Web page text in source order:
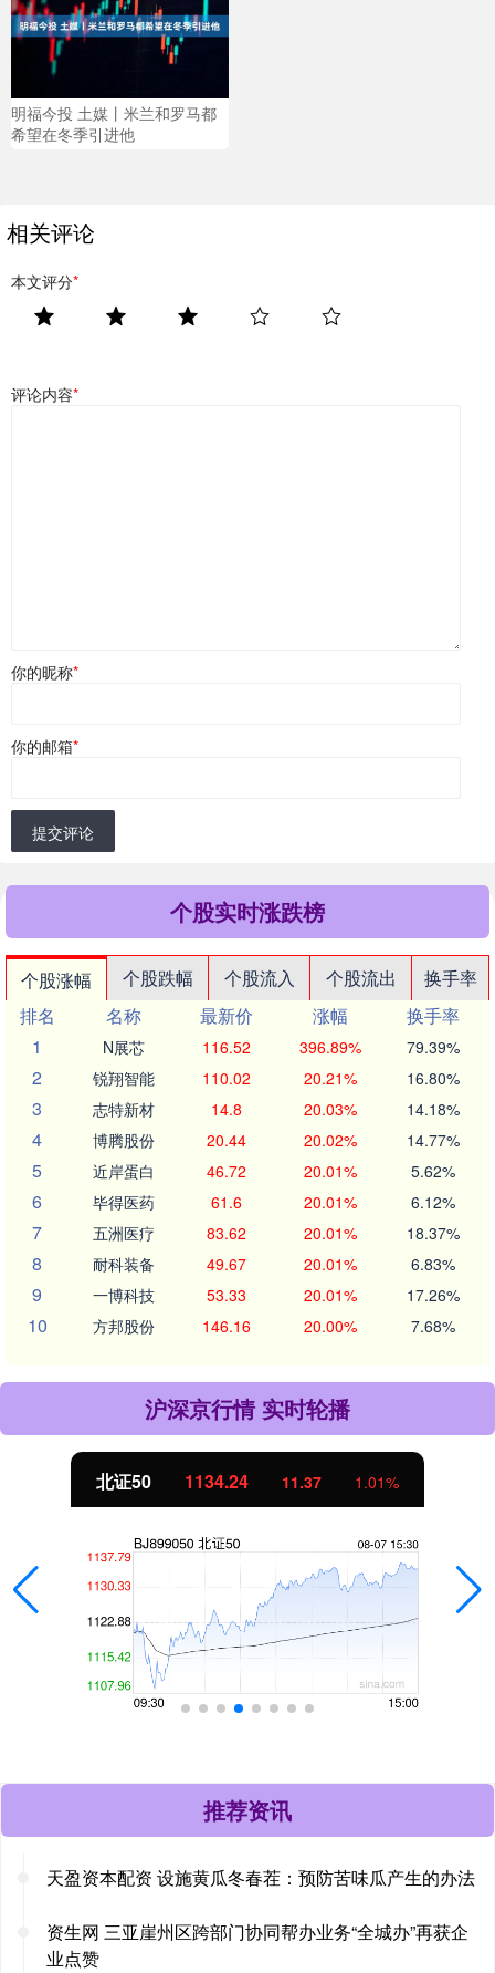
明福今投 土媒丨米兰和罗马都
希望在冬季引进他
相关评论
本文评分*
评论内容*
你的昵称*
你的邮箱*
提交评论
个股实时涨跌榜
个股涨幅 个股跌幅 个股流入 个股流出
换手率
排名
名称 最新价 涨幅
换手率
1
N展芯 116.52 396.89% 79.39%
2 锐翔智能 110.02 20.21% 16.80%
3 志特新材 14.8 20.03% 14.18%
4 博腾股份 20.44 20.02% 14.77%
5 近岸蛋白 46.72 20.01% 5.62%
6 毕得医药 61.6 20.01% 6.12%
7 五洲医疗 83.62 20.01% 18.37%
8 耐科装备 49.67 20.01% 6.83%
9 一博科技 53.33 20.01% 17.26%
10 方邦股份 146.16 20.00% 7.68%
沪深京行情 实时轮播
北证50 1134.24 11.37 1.01%
推荐资讯
天盈资本配资 设施黄瓜冬春茬：预防苦味瓜产生的办法
资生网 三亚崖州区跨部门协同帮办业务“全城办”再获企
业点赞